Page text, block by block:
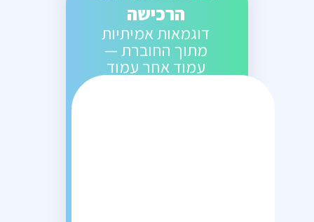
הרכישה
דוגמאות אמיתיות
מתוך החוברת —
עמוד אחר עמוד